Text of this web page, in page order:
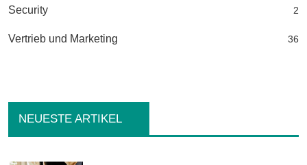
Security 2
Vertrieb und Marketing 36
NEUESTE ARTIKEL